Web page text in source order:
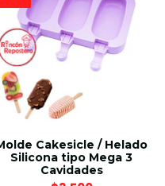
Cakesicle / Helado
Silicona tipo Mega 3
Cavidades